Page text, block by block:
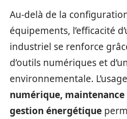
Au-delà de la
équipements, l’efficacité
industriel se renforce
d’outils numériques et
environnementale.
numérique,
gestion énergétique